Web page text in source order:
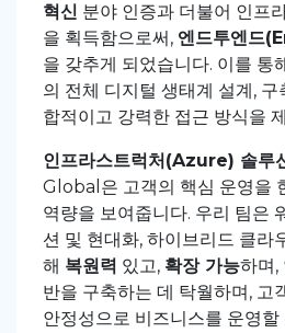
혁신 분야 인증과 더불어 인프
을 획득함으로써, 엔드투엔드
을 갖추게 되었습니다. 이를
의 전체 디지털 생태계 설계,
합적이고 강력한 접근 방식을
인프라스트럭처(Azure) 솔루
Global은 고객의 핵심 운영을
역량을 보여줍니다. 우리 팀은
션 및 현대화, 하이브리드 클라
해 복원력 있고, 확장 가능하며,
반을 구축하는 데 탁월하며, 고
안정성으로 비즈니스를 운영